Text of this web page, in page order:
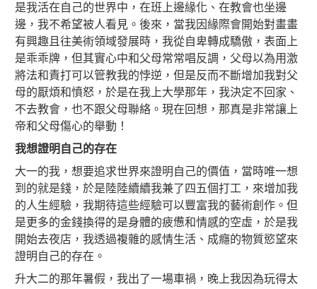
是我活在自己的世界中，在班上邊緣化、在教會也坐邊
邊，我不希望被人看見。後來，當我因緣際會開始對畫畫
有興趣且往美術領域發展時，我從自卑轉成驕傲，表面上
是乖乖牌，但其實心中和父母常常唱反調，父母以為用激
將法和責打可以管教我的悖逆，但是反而不斷增加我對父
母的厭煩和憤怒，於是在我上大學那年，我決定不回家、
不去教會，也不跟父母聯絡。現在回想，那真是非常讓上
帝和父母傷心的舉動！
我想證明自己的存在
大一的我，想要追求世界來證明自己的價值，當時唯一想
到的就是錢，於是陸陸續續我兼了四五個打工，來增加我
的人生經驗，我期待這些經驗可以豐富我的藝術創作。但
是更多的金錢換得的是身體的疲憊和情感的空虛，於是我
開始去夜店，我透過複雜的感情生活、成癮的物質慾望來
證明自己的存在。
升大二的那年暑假，我出了一場車禍，晚上我因為玩得太